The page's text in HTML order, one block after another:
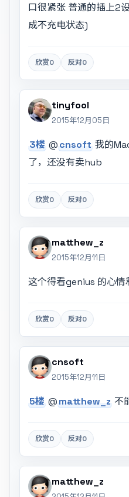
口很紧张 普通的插上2
成不充电状态)
欣赏0 反对0
tinyfool
2015年12月05日
3楼 @cnsoft 我的
了，还没有卖hub
欣赏0 反对0
matthew_z
2015年12月11日
这个得看genius 的心情
欣赏0 反对0
cnsoft
2015年12月11日
5楼 @matthew_z 不
欣赏0 反对0
matthew_z